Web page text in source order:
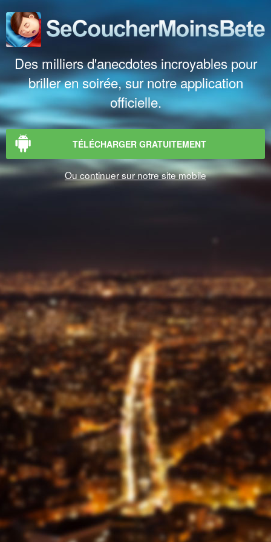
Des milliers d'anecdotes incroyables pour
briller en soirée, sur notre application
officielle.
TÉLÉCHARGER GRATUITEMENT
Ou continuer sur notre site mobile